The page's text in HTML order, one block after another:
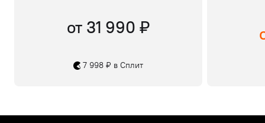
от 31 990 ₽
7 998 ₽ в Сплит